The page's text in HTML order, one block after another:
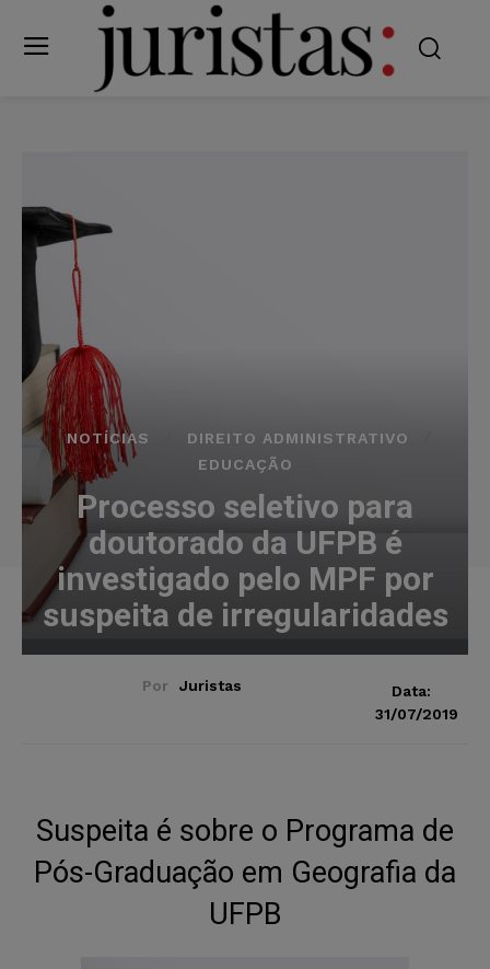
NOTÍCIAS
DIREITO ADMINISTRATIVO
EDUCAÇÃO
Processo seletivo para
doutorado da UFPB é
investigado pelo MPF por
suspeita de irregularidades
Por Juristas
Data:
31/07/2019
Suspeita é sobre o Programa de
Pós-Graduação em Geografia da
UFPB